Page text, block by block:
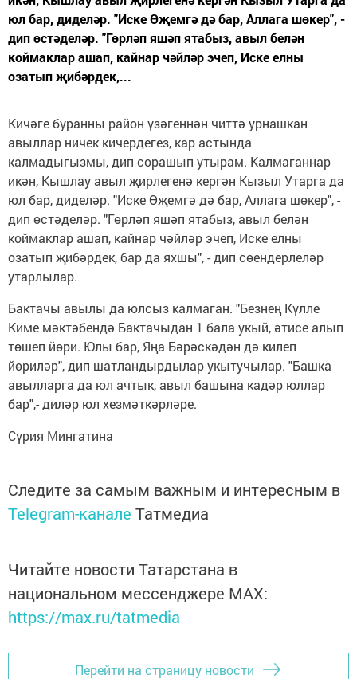
юл бар, диделәр. "Иске Өҗемгә дә бар, Аллага шөкер", -
дип өстәделәр. "Гөрләп яшәп ятабыз, авыл белән
коймаклар ашап, кайнар чәйләр эчеп, Иске елны
озатып җибәрдек,...
Кичәге буранны район үзәгеннән читтә урнашкан
авыллар ничек кичердегез, кар астында
калмадыгызмы, дип сорашып утырам. Калмаганнар
икән, Кышлау авыл җирлегенә кергән Кызыл Утарга да
юл бар, диделәр. "Иске Өҗемгә дә бар, Аллага шөкер", -
дип өстәделәр. "Гөрләп яшәп ятабыз, авыл белән
коймаклар ашап, кайнар чәйләр эчеп, Иске елны
озатып җибәрдек, бар да яхшы", - дип сөендерлеләр
утарлылар.
Бактачы авылы да юлсыз калмаган. "Безнең Күлле
Киме мәктәбендә Бактачыдан 1 бала укый, әтисе алып
төшеп йөри. Юлы бар, Яңа Бәрәскәдән дә килеп
йөриләр", дип шатландырдылар укытучылар. "Башка
авылларга да юл ачтык, авыл башына кадәр юллар
бар",- диләр юл хезмәткәрләре.
Сүрия Мингатина
Следите за самым важным и интересным в
Telegram-канале Татмедиа
Читайте новости Татарстана в
национальном мессенджере MАХ:
https://max.ru/tatmedia
Перейти на страницу новости